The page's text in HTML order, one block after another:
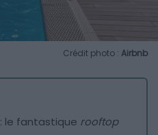
Crédit photo : Airbnb
: le fantastique rooftop